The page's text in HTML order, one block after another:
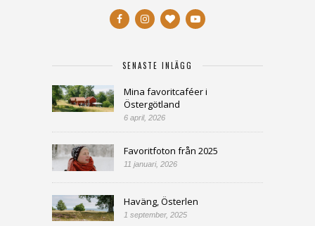
SENASTE INLÄGG
Mina favoritcaféer i
Östergötland
6 april, 2026
Favoritfoton från 2025
11 januari, 2026
Haväng, Österlen
1 september, 2025